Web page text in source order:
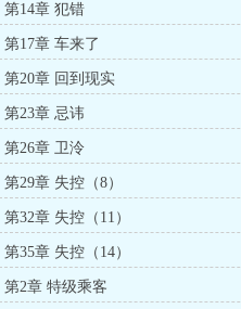
第14章 犯错
第17章 车来了
第20章 回到现实
第23章 忌讳
第26章 卫泠
第29章 失控（8）
第32章 失控（11）
第35章 失控（14）
第2章 特级乘客